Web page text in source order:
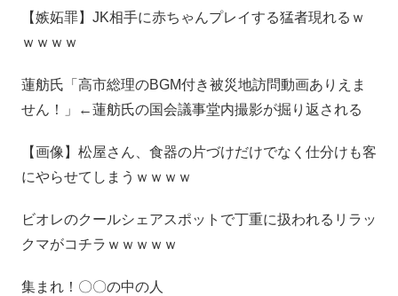
【嫉妬罪】JK相手に赤ちゃんプレイする猛者現れるｗ
ｗｗｗｗ
蓮舫氏「高市総理のBGM付き被災地訪問動画ありえま
せん！」←蓮舫氏の国会議事堂内撮影が掘り返される
【画像】松屋さん、食器の片づけだけでなく仕分けも客
にやらせてしまうｗｗｗｗ
ビオレのクールシェアスポットで丁重に扱われるリラッ
クマがコチラｗｗｗｗｗ
集まれ！〇〇の中の人